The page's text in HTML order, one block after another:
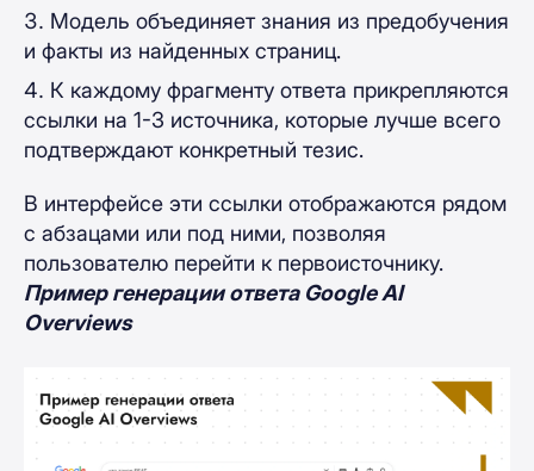
Модель объединяет знания из предобучения
и факты из найденных страниц.
К каждому фрагменту ответа прикрепляются
ссылки на 1-3 источника, которые лучше всего
подтверждают конкретный тезис.
В интерфейсе эти ссылки отображаются рядом
с абзацами или под ними, позволяя
пользователю перейти к первоисточнику.
Пример генерации ответа Google AI
Overviews